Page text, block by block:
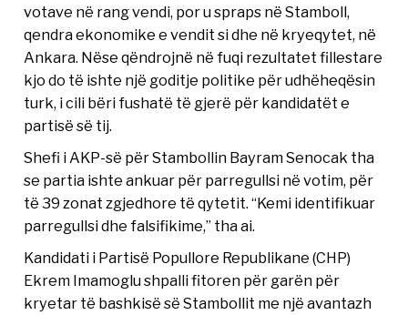
votave në rang vendi, por u spraps në Stamboll,
qendra ekonomike e vendit si dhe në kryeqytet, në
Ankara. Nëse qëndrojnë në fuqi rezultatet fillestare
kjo do të ishte një goditje politike për udhëheqësin
turk, i cili bëri fushatë të gjerë për kandidatët e
partisë së tij.
Shefi i AKP-së për Stambollin Bayram Senocak tha
se partia ishte ankuar për parregullsi në votim, për
të 39 zonat zgjedhore të qytetit. “Kemi identifikuar
parregullsi dhe falsifikime,” tha ai.
Kandidati i Partisë Popullore Republikane (CHP)
Ekrem Imamoglu shpalli fitoren për garën për
kryetar të bashkisë së Stambollit me një avantazh